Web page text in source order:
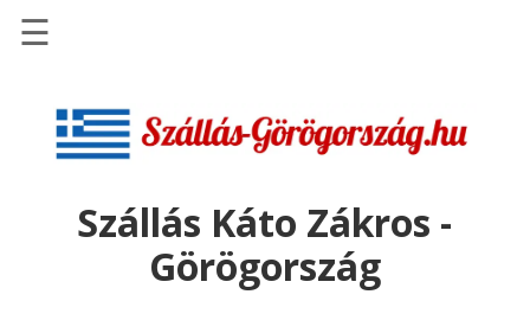
Szállások
Repülőjegy
pénzvisszatérítéssel
☰
Szállás Káto Zákros -
Görögország